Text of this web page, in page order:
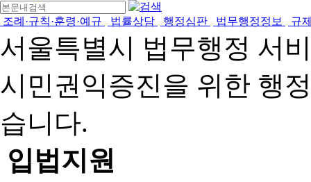
조례·규칙·훈령·예규 법률상담 행정심판 법무행정정보 규
서울특별시 법무행정 서
시민권익증진을 위한 행
습니다.
입법지원